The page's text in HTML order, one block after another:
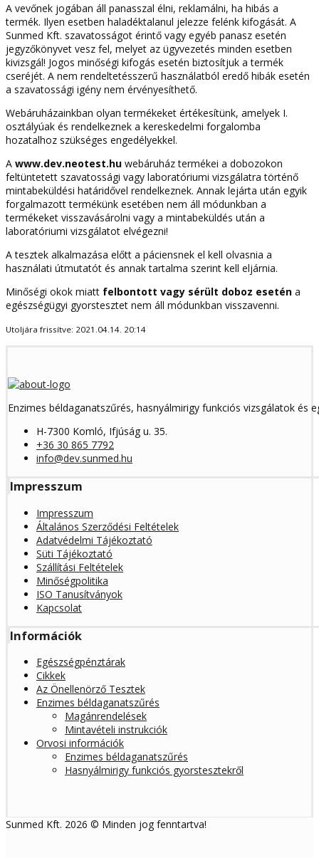
A vevőnek jogában áll panasszal élni, reklamálni, ha hibás a
termék. Ilyen esetben haladéktalanul jelezze felénk kifogását. A
Sunmed Kft. szavatosságot érintő vagy egyéb panasz esetén
jegyzőkönyvet vesz fel, melyet az ügyvezetés minden esetben
kivizsgál! Jogos minőségi kifogás esetén biztosítjuk a termék
cseréjét. A nem rendeltetésszerű használatból eredő hibák esetén
a szavatossági igény nem érvényesíthető.
Webáruházainkban olyan termékeket értékesítünk, amelyek I.
osztályúak és rendelkeznek a kereskedelmi forgalomba
hozatalhoz szükséges engedélyekkel.
A www.dev.neotest.hu webáruház termékei a dobozokon
feltüntetett szavatossági vagy laboratóriumi vizsgálatra történő
mintabeküldési határidővel rendelkeznek. Annak lejárta után egyik
forgalmazott termékünk esetében nem áll módunkban a
termékeket visszavásárolni vagy a mintabeküldés után a
laboratóriumi vizsgálatot elvégezni!
A tesztek alkalmazása előtt a páciensnek el kell olvasnia a
használati útmutatót és annak tartalma szerint kell eljárnia.
Minőségi okok miatt felbontott vagy sérült doboz esetén a
egészségügyi gyorstesztet nem áll módunkban visszavenni.
Utoljára frissítve: 2021.04.14. 20:14
Enzimes béldaganatszűrés, hasnyálmirigy funkciós vizsgálatok és
H-7300 Komló, Ifjúság u. 35.
+36 30 865 7792
info@dev.sunmed.hu
Impresszum
Impresszum
Általános Szerződési Feltételek
Adatvédelmi Tájékoztató
Süti Tájékoztató
Szállítási Feltételek
Minőségpolitika
ISO Tanusítványok
Kapcsolat
Információk
Egészségpénztárak
Cikkek
Az Önellenörző Tesztek
Enzimes béldaganatszűrés
Magánrendelések
Mintavételi instrukciók
Orvosi információk
Enzimes béldaganatszűrés
Hasnyálmirigy funkciós gyorstesztekről
Sunmed Kft. 2026 © Minden jog fenntartva!